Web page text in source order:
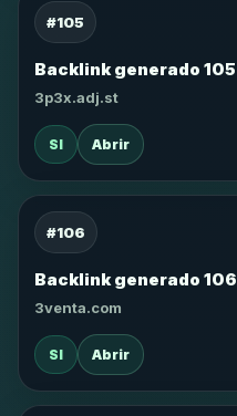
#105
Backlink generado 105
3p3x.adj.st
SI Abrir
#106
Backlink generado 106
3venta.com
SI Abrir